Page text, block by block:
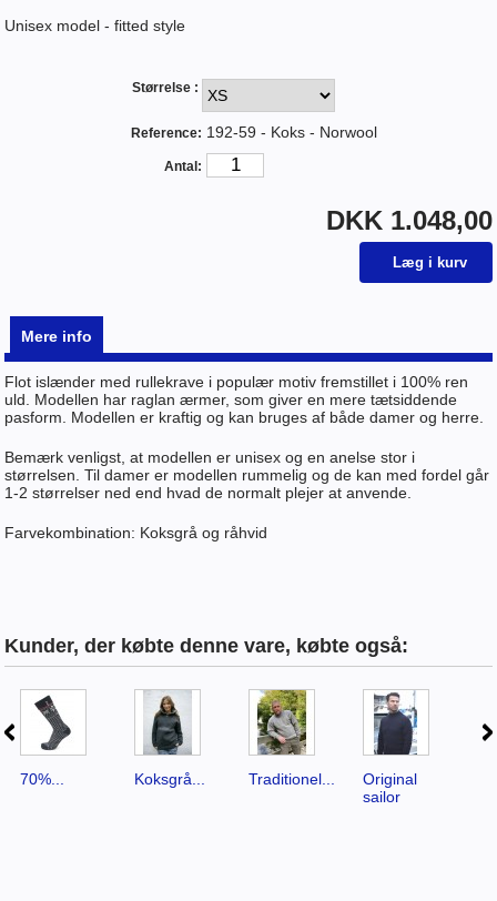
Unisex model - fitted style
Størrelse :
Reference: 192-59 - Koks - Norwool
Antal:
DKK 1.048,00
Mere info
Flot islænder med rullekrave i populær motiv fremstillet i 100% ren
uld. Modellen har raglan ærmer, som giver en mere tætsiddende
pasform. Modellen er kraftig og kan bruges af både damer og herre.
Bemærk venligst, at modellen er unisex og en anelse stor i
størrelsen. Til damer er modellen rummelig og de kan med fordel går
1-2 størrelser ned end hvad de normalt plejer at anvende.
Farvekombination: Koksgrå og råhvid
Kunder, der købte denne vare, købte også:
70%... Koksgrå... Traditionel...
Original
sailor